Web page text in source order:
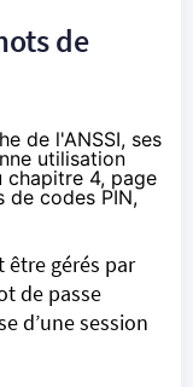
de
de l'ANSSI, ses
utilisation
chapitre 4, page
de codes PIN,
être gérés par
de passe
d’une session